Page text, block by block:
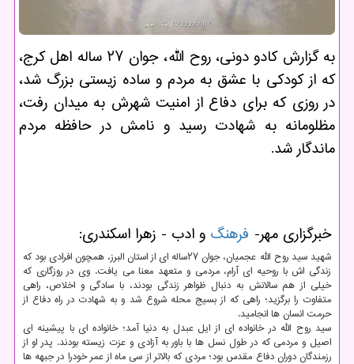
به گزارش کادو دونی، روح الله، جوان ۲۷ ساله اهل کرج،
که از کودکی با عشق به مردم و ساده زیستی بزرگ شد،
در روزی که برای دفاع از امنیت شهرش به میدان رفت،
مظلومانه به شهادت رسید و نامش در حافظه مردم
ماندگار شد.
خبرگزاری مهر- فرهنگ و ادب - زهرا اسکندری:
شهید سید روح الله عجمیان، جوان ۲۷ساله ای از استان البرز، همچون افرادی بود که
زندگی اش با روحیه ای آرام، مردمی و متعهد معنا می یافت. وی در روزگاری که
خیلی از هم سالانش به دنبال ظواهر زندگی بودند، با سادگی و اخلاص، راهی
متفاوت را برگزید؛ راهی که از بسیج محله شروع شد و به شهادت در راه دفاع از
حرمت انسان ها انجامید.
سید روح الله در خانواده ای از ایل عبدل به دنیا آمد؛ خانواده ای با پیشینه ای
اصیل و مردمی که در طول نسل ها با باور به آزادی و عزت زیسته بودند. پدر او از
رزمندگان دوران دفاع مقدس بود؛ مردی که بالاتر از سی ماه از عمر خودرا در جبهه ها